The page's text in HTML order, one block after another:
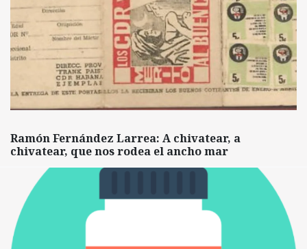
Ramón Fernández Larrea: A chivatear, a
chivatear, que nos rodea el ancho mar